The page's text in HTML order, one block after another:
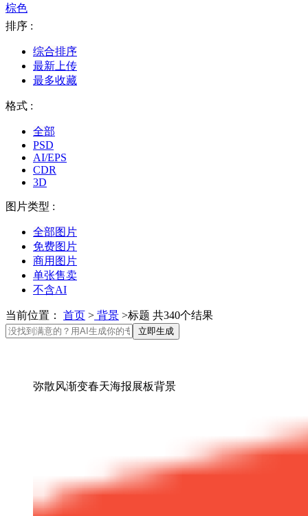
棕色
排序 :
综合排序
最新上传
最多收藏
格式 :
全部
PSD
AI/EPS
CDR
3D
图片类型 :
全部图片
免费图片
商用图片
单张售卖
不含AI
当前位置： 首页 > 背景 >标题 共340个结果
立即生成
弥散风渐变春天海报展板背景